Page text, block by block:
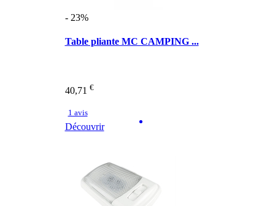
- 23%
Table pliante MC CAMPING ...
40,71 €
1 avis
Découvrir